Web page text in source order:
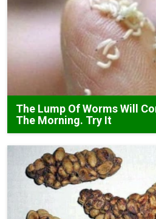
The Lump Of Worms Will
The Morning. Try It